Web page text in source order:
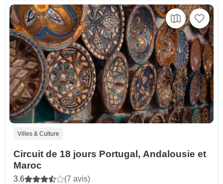
Villes & Culture
Circuit de 18 jours Portugal, Andalousie et
Maroc
3.6 (7 avis)